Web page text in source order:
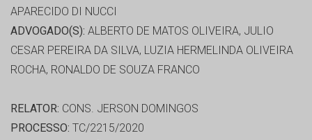
APARECIDO DI NUCCI
ADVOGADO(S): ALBERTO DE MATOS OLIVEIRA, JULIO
CESAR PEREIRA DA SILVA, LUZIA HERMELINDA OLIVEIRA
ROCHA, RONALDO DE SOUZA FRANCO
RELATOR: CONS. JERSON DOMINGOS
PROCESSO: TC/2215/2020